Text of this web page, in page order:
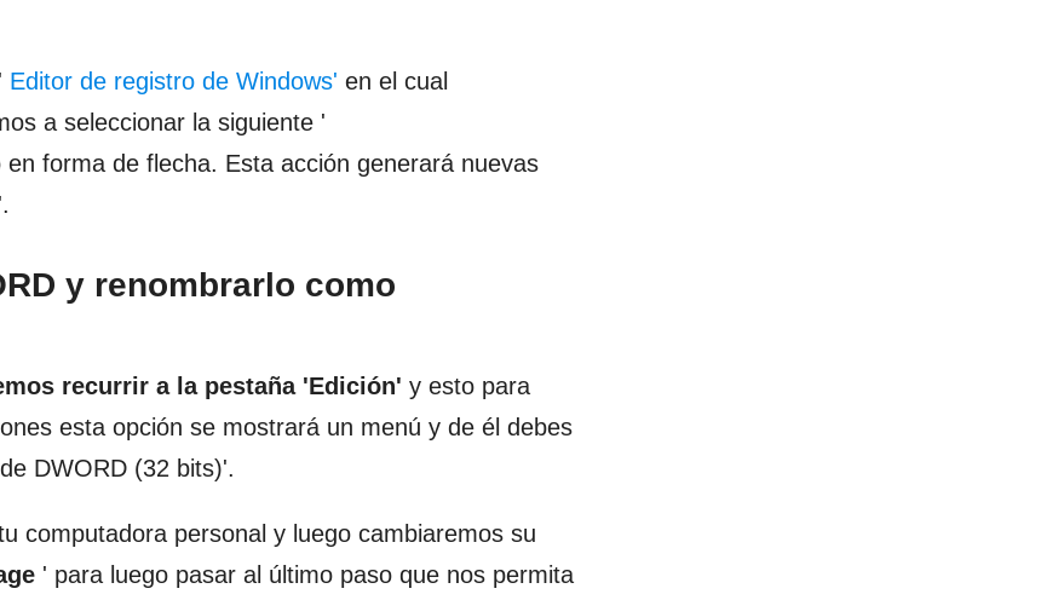
Editor de registro de Windows' en el cual
a seleccionar la siguiente '
forma de flecha. Esta acción generará nuevas
y renombrarlo como
recurrir a la pestaña 'Edición' y esto para
esta opción se mostrará un menú y de él debes
DWORD (32 bits)'.
computadora personal y luego cambiaremos su
' para luego pasar al último paso que nos permita